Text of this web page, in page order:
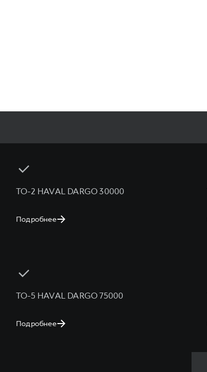
ТО-2 HAVAL DARGO 30000
Подробнее
ТО-5 HAVAL DARGO 75000
Подробнее